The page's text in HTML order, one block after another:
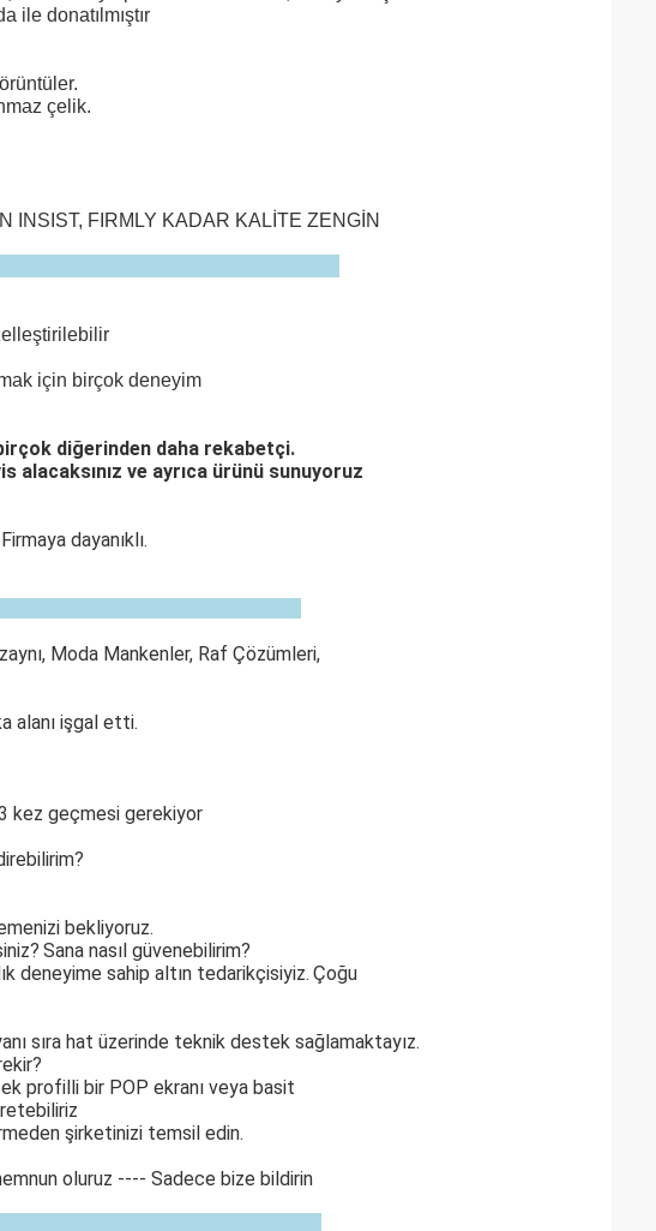
ile donatılmıştır
çelik.
INSIST, FIRMLY KADAR KALİTE ZENGİN
için birçok deneyim
diğerinden daha rekabetçi.
alacaksınız ve ayrıca ürünü sunuyoruz
dayanıklı.
Moda Mankenler, Raf Çözümleri,
alanı işgal etti.
kez geçmesi gerekiyor
bekliyoruz.
Sana nasıl güvenebilirim?
deneyime sahip altın tedarikçisiyiz. Çoğu
sıra hat üzerinde teknik destek sağlamaktayız.
profilli bir POP ekranı veya basit
şirketinizi temsil edin.
oluruz ---- Sadece bize bildirin